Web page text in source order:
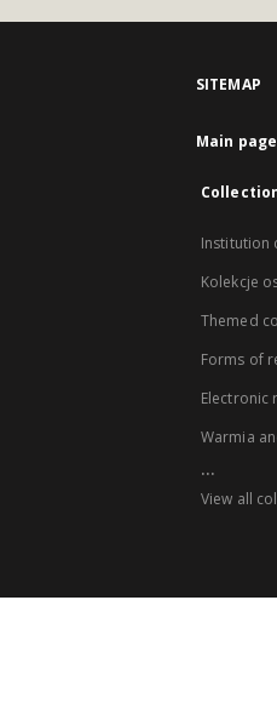
SITEMAP
Main page
Institution
Kolekcje
Themed
Forms of
Electronic
Warmia
...
View all